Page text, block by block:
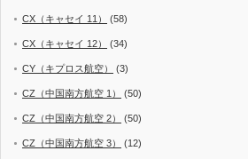
CX（キャセイ 11） (58)
CX（キャセイ 12） (34)
CY（キプロス航空） (3)
CZ（中国南方航空 1） (50)
CZ（中国南方航空 2） (50)
CZ（中国南方航空 3） (12)